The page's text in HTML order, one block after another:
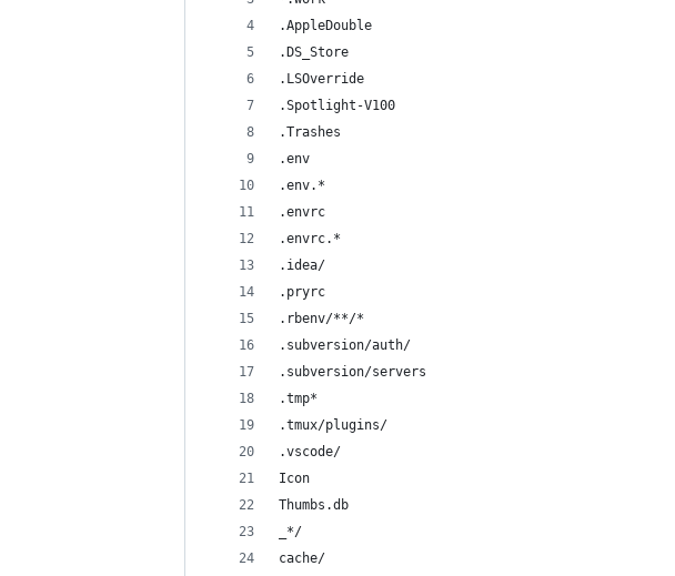
.AppleDouble
.DS_Store
.LSOverride
.Spotlight-V100
.Trashes
.env
.env.*
.envrc
.envrc.*
.idea/
.pryrc
.rbenv/**/*
.subversion/auth/
.subversion/servers
.tmp*
.tmux/plugins/
.vscode/
Icon
Thumbs.db
_*/
cache/